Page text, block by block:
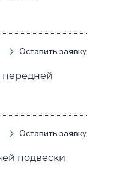
Оставить заявку
передней
Оставить заявку
подвески